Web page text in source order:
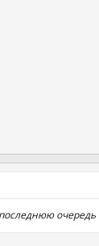
очередь